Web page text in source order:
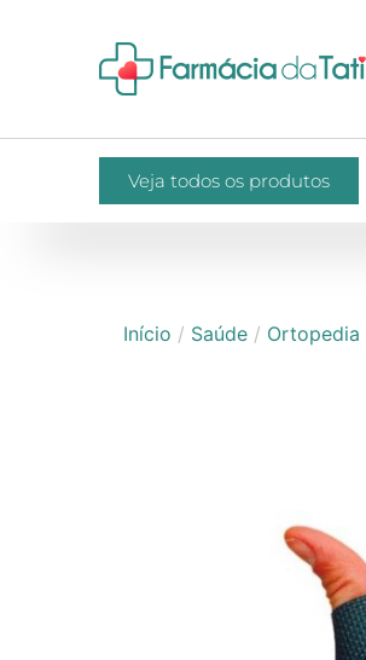
Veja todos os produtos
Início / Saúde / Ortopedia